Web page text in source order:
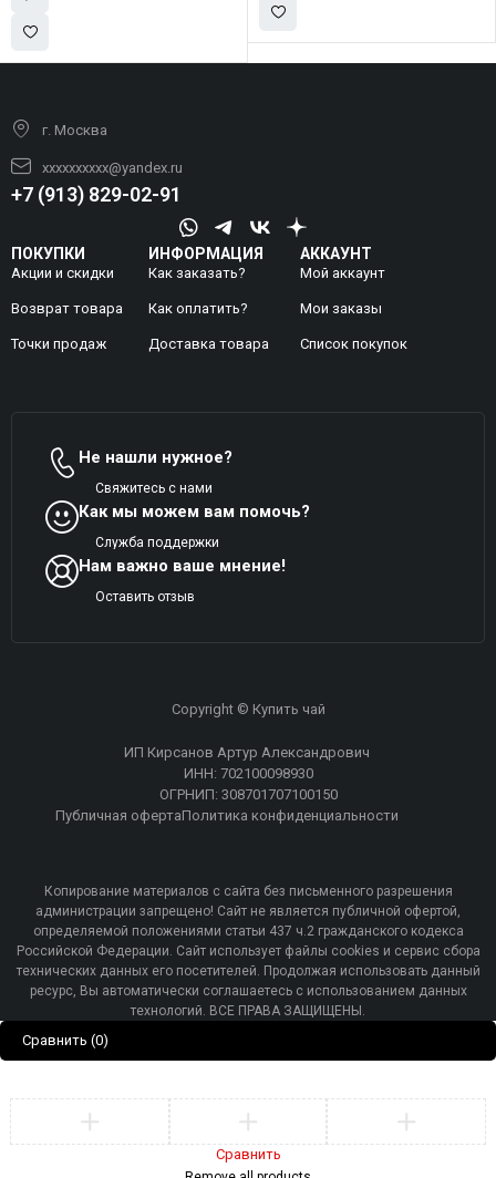
г. Москва
xxxxxxxxxx@yandex.ru
+7 (913) 829-02-91
ПОКУПКИ
Акции и скидки
Возврат товара
Точки продаж
ИНФОРМАЦИЯ
Как заказать?
Как оплатить?
Доставка товара
АККАУНТ
Мой аккаунт
Mои заказы
Список покупок
Не нашли нужное?
Свяжитесь с нами
Как мы можем вам помочь?
Служба поддержки
Нам важно ваше мнение!
Оставить отзыв
Copyright © Купить чай
ИП Кирсанов Артур Александрович
ИНН: 702100098930
ОГРНИП: 308701707100150
Публичная офертаПолитика конфиденциальности
Копирование материалов с сайта без письменного разрешения
администрации запрещено! Сайт не является публичной офертой,
определяемой положениями статьи 437 ч.2 гражданского кодекса
Российской Федерации. Сайт использует файлы cookies и сервис сбора
технических данных его посетителей. Продолжая использовать данный
ресурс, Вы автоматически соглашаетесь с использованием данных
технологий. ВСЕ ПРАВА ЗАЩИЩЕНЫ.
Сравнить (0)
Сравнить